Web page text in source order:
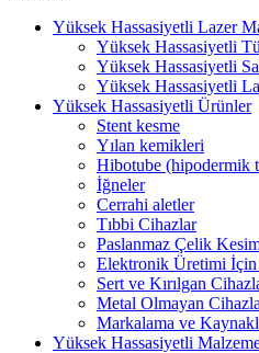
Yüksek Hassasiyetli Lazer
Yüksek Hassasiyetli
Yüksek Hassasiyetli
Yüksek Hassasiyetli
Yüksek Hassasiyetli Ürünler
Stent kesme
Yılan kemikleri
Hibotube (hipodermik
İğneler
Cerrahi aletler
Tıbbi Cihazlar
Paslanmaz Çelik
Elektronik Üretimi
Sert ve Kırılgan
Metal Olmayan
Markalama ve
Yüksek Hassasiyetli